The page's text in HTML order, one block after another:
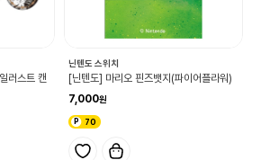
러스트 캔
닌텐도 스위치
[닌텐도] 마리오 핀즈뱃지(파이어플라워)
7,000
70